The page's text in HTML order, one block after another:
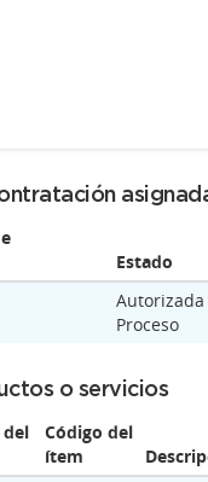
Estado
Autorizada
Proceso
o servicios
Código del
ítem